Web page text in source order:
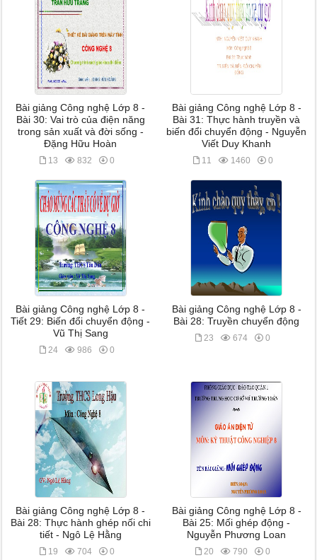
Bài giảng Công nghệ Lớp 8 -
Bài 30: Vai trò của điện năng
trong sản xuất và đời sống -
Đặng Hữu Hoàn
13 832 0
Bài giảng Công nghệ Lớp 8 -
Bài 31: Thực hành truyền và
biến đổi chuyển động - Nguyễn
Viết Duy Khanh
11 1460 0
Bài giảng Công nghệ Lớp 8 -
Tiết 29: Biến đổi chuyển động -
Vũ Thị Sang
24 986 0
Bài giảng Công nghệ Lớp 8 -
Bài 28: Truyền chuyển động
23 674 0
Bài giảng Công nghệ Lớp 8 -
Bài 28: Thực hành ghép nối chi
tiết - Ngô Lệ Hằng
19 704 0
Bài giảng Công nghệ Lớp 8 -
Bài 25: Mối ghép động -
Nguyễn Phương Loan
20 790 0